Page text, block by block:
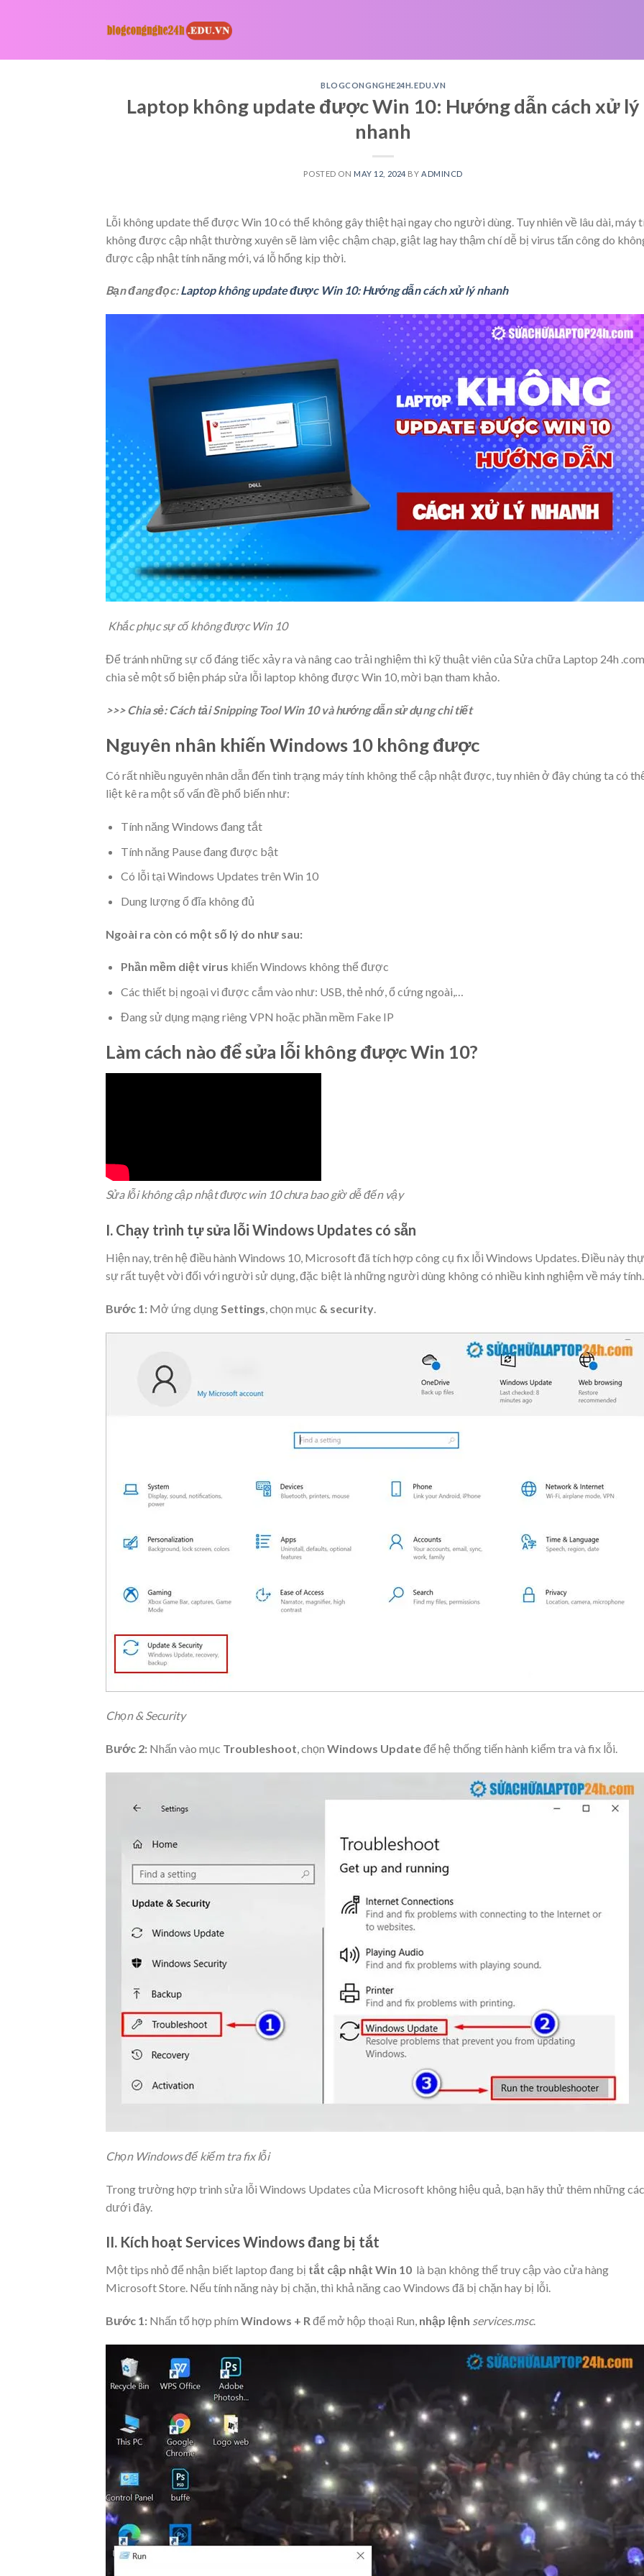
BLOGCONGNGHE24H.EDU.VN
Laptop không update được Win 10: Hướng dẫn cách xử lý
nhanh
POSTED ON MAY 12, 2024 BY ADMINCD
Lỗi không update thể được Win 10 có thể không gây thiệt hại ngay cho người dùng. Tuy nhiên về lâu dài, máy
không được cập nhật thường xuyên sẽ làm việc chậm chạp, giật lag hay thậm chí dễ bị virus tấn công do
được cập nhật tính năng mới, vá lỗ hổng kịp thời.
Bạn đang đọc:Laptop không update được Win 10: Hướng dẫn cách xử lý nhanh
Khắc phục sự cố không được Win 10
Để tránh những sự cố đáng tiếc xảy ra và nâng cao trải nghiệm thì kỹ thuật viên của Sửa chữa Laptop 24h
chia sẻ một số biện pháp sửa lỗi laptop không được Win 10, mời bạn tham khảo.
>>> Chia sẻ: Cách tải Snipping Tool Win 10 và hướng dẫn sử dụng chi tiết
Nguyên nhân khiến Windows 10 không được
Có rất nhiều nguyên nhân dẫn đến tình trạng máy tính không thể cập nhật được, tuy nhiên ở đây chúng ta có
liệt kê ra một số vấn đề phổ biến như:
Tính năng Windows đang tắt
Tính năng Pause đang được bật
Có lỗi tại Windows Updates trên Win 10
Dung lượng ổ đĩa không đủ
Ngoài ra còn có một số lý do như sau:
Phần mềm diệt virus khiến Windows không thể được
Các thiết bị ngoại vi được cắm vào như: USB, thẻ nhớ, ổ cứng ngoài,…
Đang sử dụng mạng riêng VPN hoặc phần mềm Fake IP
Làm cách nào để sửa lỗi không được Win 10?
Sửa lỗi không cập nhật được win 10 chưa bao giờ dễ đến vậy
I. Chạy trình tự sửa lỗi Windows Updates có sẵn
Hiện nay, trên hệ điều hành Windows 10, Microsoft đã tích hợp công cụ fix lỗi Windows Updates. Điều này
sự rất tuyệt vời đối với người sử dụng, đặc biệt là những người dùng không có nhiều kinh nghiệm về máy
Bước 1: Mở ứng dụng Settings , chọn mục & security
Chọn & Security
Bước 2: Nhấn vào mục Troubleshoot, chọn Windows Updateđể hệ thống tiến hành kiểm tra và fix lỗi.
Chọn Windows để kiểm tra fix lỗi
Trong trường hợp trình sửa lỗi Windows Updates của Microsoft không hiệu quả, bạn hãy thử thêm những
dưới đây.
II. Kích hoạt Services Windows đang bị tắt
Một tips nhỏ để nhận biết laptop đang bị tắt cập nhật Win 10 là bạn không thể truy cập vào cửa hàng
Microsoft Store. Nếu tính năng này bị chặn, thì khả năng cao Windows đã bị chặn hay bị lỗi.
Bước 1: Nhấn tổ hợp phím Windows + R để mở hộp thoại Run, nhập lệnh services.msc.